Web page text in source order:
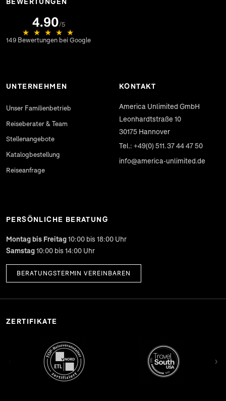
4.90/5
★ ★ ★ ★ ★
149 Bewertungen bei Google
(öffnet in neuem Tab)
UNTERNEHMEN
Unser Familienbetrieb
Reiseberater & Team
Stellenangebote
Katalogbestellung
Reiseanfrage
KONTAKT
America Unlimited GmbH
Leonhardtstraße 10
30175 Hannover
Tel.: +49(0) 511. 37 44 47 50
info@america-unlimited.de
PERSÖNLICHE BERATUNG
Montag bis Freitag10:00 bis 18:00 Uhr
Samstag10:00 bis 14:00 Uhr
BERATUNGSTERMIN VEREINBAREN
ZERTIFIKATE
(öffnet in neuem Tab) (öffnet in neuem Tab) ›